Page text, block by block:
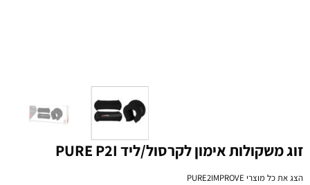
זוג משקולות אימון לקרסול/ליד PURE P2I
הצג את כל מוצריPURE2IMPROVE